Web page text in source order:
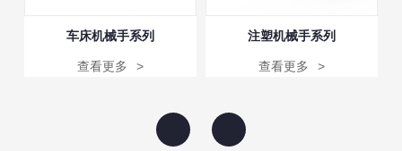
车床机械手系列
查看更多 >
注塑机械手系列
查看更多 >